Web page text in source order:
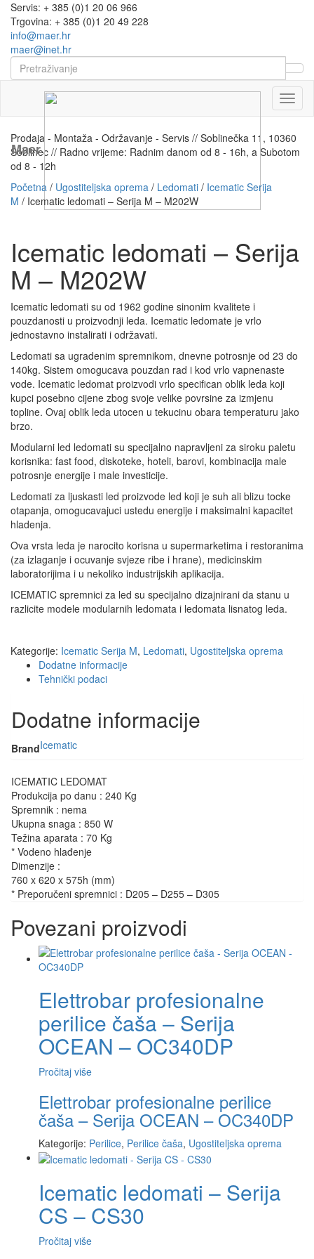
Servis: + 385 (0)1 20 06 966
Trgovina: + 385 (0)1 20 49 228
info@maer.hr
maer@inet.hr
Maer
Prodaja - Montaža - Održavanje - Servis // Soblinečka 11, 10360
Soblinec // Radno vrijeme: Radnim danom od 8 - 16h, a Subotom
od 8 - 12h
Početna / Ugostiteljska oprema / Ledomati / Icematic Serija
M / Icematic ledomati – Serija M – M202W
Icematic ledomati – Serija
M – M202W
Icematic ledomati su od 1962 godine sinonim kvalitete i
pouzdanosti u proizvodnji leda. Icematic ledomate je vrlo
jednostavno instalirati i održavati.
Ledomati sa ugradenim spremnikom, dnevne potrosnje od 23 do
140kg. Sistem omogucava pouzdan rad i kod vrlo vapnenaste
vode. Icematic ledomat proizvodi vrlo specifican oblik leda koji
kupci posebno cijene zbog svoje velike povrsine za izmjenu
topline. Ovaj oblik leda utocen u tekucinu obara temperaturu jako
brzo.
Modularni led ledomati su specijalno napravljeni za siroku paletu
korisnika: fast food, diskoteke, hoteli, barovi, kombinacija male
potrosnje energije i male investicije.
Ledomati za ljuskasti led proizvode led koji je suh ali blizu tocke
otapanja, omogucavajuci ustedu energije i maksimalni kapacitet
hladenja.
Ova vrsta leda je narocito korisna u supermarketima i restoranima
(za izlaganje i ocuvanje svjeze ribe i hrane), medicinskim
laboratorijima i u nekoliko industrijskih aplikacija.
ICEMATIC spremnici za led su specijalno dizajnirani da stanu u
razlicite modele modularnih ledomata i ledomata lisnatog leda.
Kategorije: Icematic Serija M, Ledomati, Ugostiteljska oprema
Dodatne informacije
Tehnički podaci
Dodatne informacije
BrandIcematic
ICEMATIC LEDOMAT
Produkcija po danu : 240 Kg
Spremnik : nema
Ukupna snaga : 850 W
Težina aparata : 70 Kg
* Vodeno hlađenje
Dimenzije :
760 x 620 x 575h (mm)
* Preporučeni spremnici : D205 – D255 – D305
Povezani proizvodi
Elettrobar profesionalne
perilice čaša – Serija
OCEAN – OC340DP
Pročitaj više
Elettrobar profesionalne perilice
čaša – Serija OCEAN – OC340DP
Kategorije: Perilice, Perilice čaša, Ugostiteljska oprema
Icematic ledomati – Serija
CS – CS30
Pročitaj više